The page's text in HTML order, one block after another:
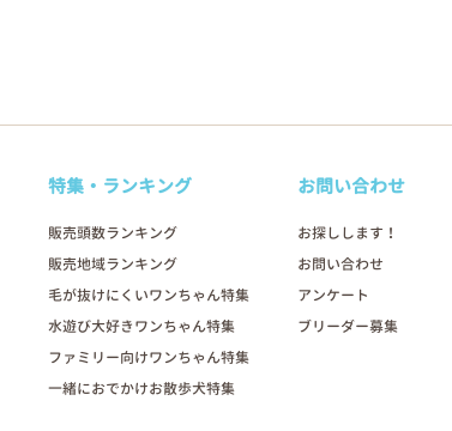
特集・ランキング
販売頭数ランキング
販売地域ランキング
毛が抜けにくいワンちゃん特集
水遊び大好きワンちゃん特集
ファミリー向けワンちゃん特集
一緒におでかけお散歩犬特集
お問い合わせ
お探しします！
お問い合わせ
アンケート
ブリーダー募集